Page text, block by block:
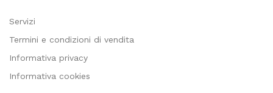
Servizi
Termini e condizioni di vendita
Informativa privacy
Informativa cookies